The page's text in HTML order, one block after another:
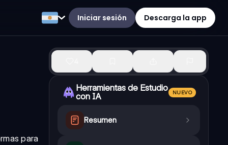
Iniciar sesión Descarga la app
para
Herramientas de Estudio
con IA
NUEVO
Resumen